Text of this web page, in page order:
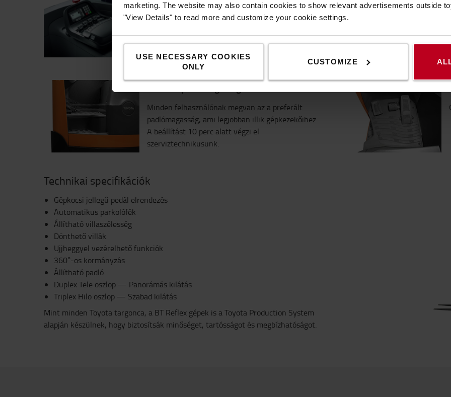
marketing. The website may also contain cookies to show relevant advertisements outside
"View Details" to read more and customize your cookie settings.
USE NECESSARY COOKIES
ONLY
CUSTOMIZE
A vezérlés rendkívül egyszerű és logikus az
ujjheggyel kezelhető karokkal és az erőt nem
igénylő, precíz elektronikus kormányzással.
Minden felhasználónak megvan az a preferált
padlómagasság, ami legjobban illik gépkezekőihez.
A beállítást 10 perc alatt végzi el
szerviztechnikusunk.
Technikai specifikációk
Gépkocsi jellegű pedál elrendezés
Automatikus parkolófék
Állítható villaszélesség
Dönthető villák
Ujjheggyel vezérelhető funkciók
360°-os kormányzás
Állítható padló
Duplex Tele oszlop — Panorámás kilátás
Triplex Hilo oszlop — Szabad kilátás
Mint minden Toyota targonca, a BT Reflex gépek is a Toyota Production System
alapján készülnek, hogy biztosítsák minőséget, tartósságot és megbízhatóságot.